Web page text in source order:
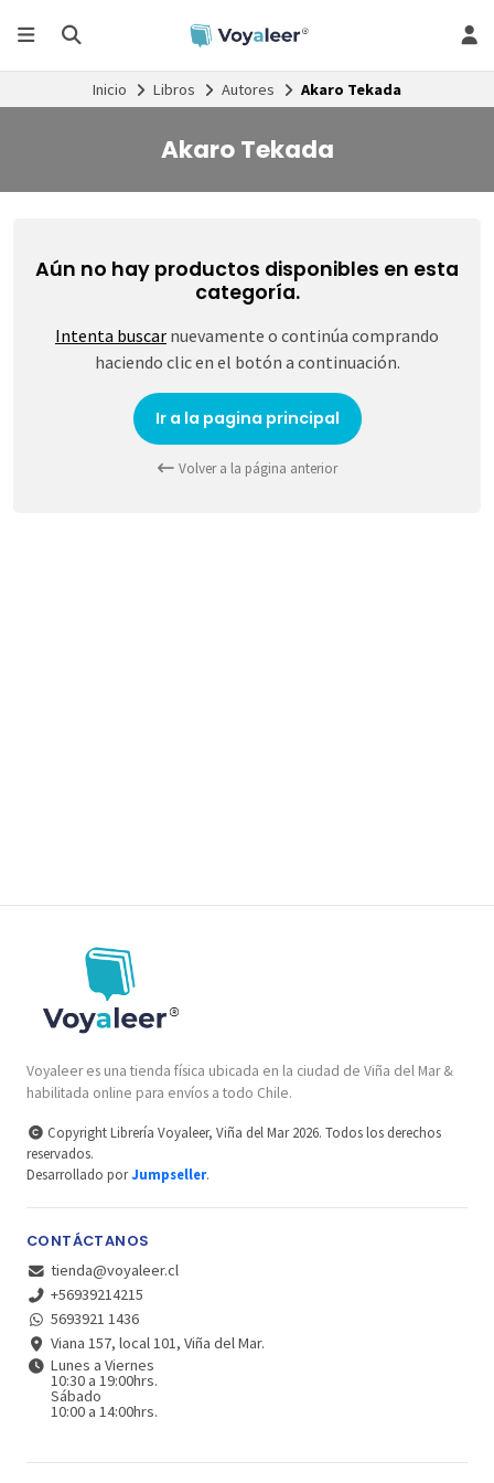
Inicio Libros Autores Akaro Tekada
Akaro Tekada
Aún no hay productos disponibles en esta
categoría.
Intenta buscar nuevamente o continúa comprando
haciendo clic en el botón a continuación.
Ir a la pagina principal
Volver a la página anterior
Voyaleer es una tienda física ubicada en la ciudad de Viña del Mar &
habilitada online para envíos a todo Chile.
Copyright Librería Voyaleer, Viña del Mar 2026. Todos los derechos
reservados.
Desarrollado porJumpseller.
CONTÁCTANOS
tienda@voyaleer.cl
+56939214215
5693921 1436
Viana 157, local 101, Viña del Mar.
Lunes a Viernes
10:30 a 19:00hrs.
Sábado
10:00 a 14:00hrs.